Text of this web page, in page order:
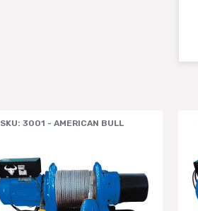
SKU: 3001 - AMERICAN BULL